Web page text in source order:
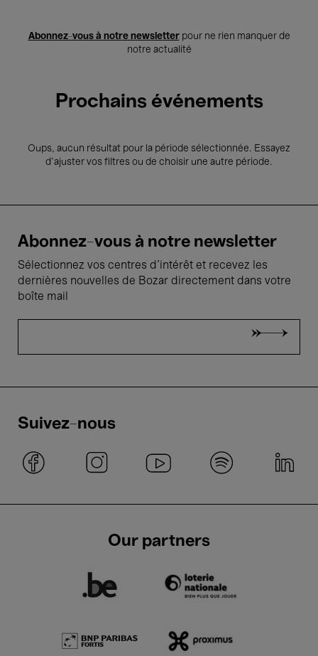
Abonnez-vous à notre newsletterpour ne rien manquer de
notre actualité
Prochains événements
Oups, aucun résultat pour la période sélectionnée. Essayez
d’ajuster vos filtres ou de choisir une autre période.
Abonnez-vous à notre newsletter
Sélectionnez vos centres d'intérêt et recevez les
dernières nouvelles de Bozar directement dans votre
boîte mail
Suivez-nous
Our partners